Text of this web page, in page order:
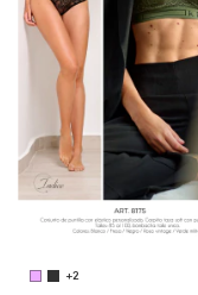
+2